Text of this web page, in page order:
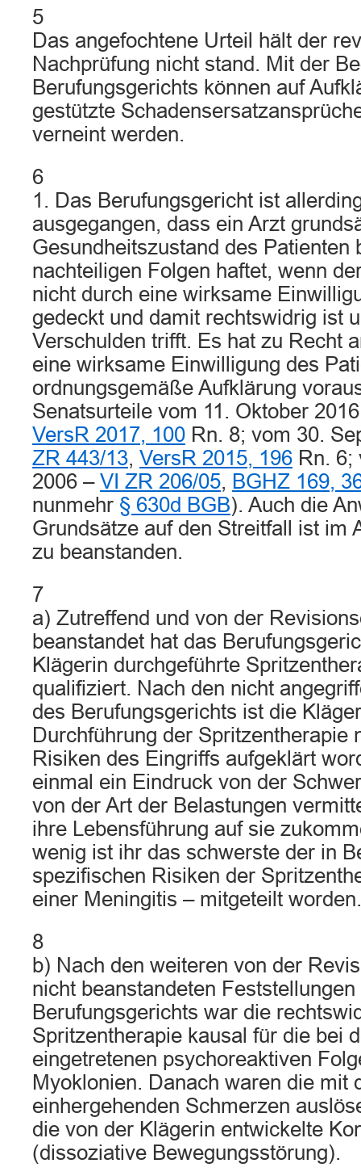
5
Das angefochtene Urteil hält der
Nachprüfung nicht stand. Mit der
Berufungsgerichts können auf
gestützte
verneint werden.
6
1. Das Berufungsgericht ist
ausgegangen, dass ein Arzt
Gesundheitszustand des Patienten
nachteiligen Folgen haftet, wenn
nicht durch eine wirksame
gedeckt und damit rechtswidrig ist
Verschulden trifft. Es hat zu Recht
eine wirksame Einwilligung des
ordnungsgemäße Aufklärung
Senatsurteile vom 11. Oktober
VersR 2017, 100 Rn. 8; vom 30.
ZR 443/13, VersR 2015, 196 Rn. 6;
2006 – VI ZR 206/05, BGHZ 169,
nunmehr § 630d BGB). Auch die
Grundsätze auf den Streitfall ist im
zu beanstanden.
7
a) Zutreffend und von der
beanstandet hat das
Klägerin durchgeführte
qualifiziert. Nach den nicht
des Berufungsgerichts ist die
Durchführung der Spritzentherapie
Risiken des Eingriffs aufgeklärt
einmal ein Eindruck von der
von der Art der Belastungen
ihre Lebensführung auf sie
wenig ist ihr das schwerste der in
spezifischen Risiken der
einer Meningitis – mitgeteilt worden.
8
b) Nach den weiteren von der
nicht beanstandeten Feststellungen
Berufungsgerichts war die
Spritzentherapie kausal für die bei
eingetretenen psychoreaktiven
Myoklonien. Danach waren die mit
einhergehenden Schmerzen
die von der Klägerin entwickelte
(dissoziative Bewegungsstörung).